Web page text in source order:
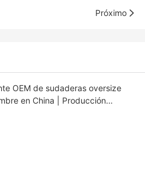
Próximo
OEM de sudaderas oversize
en China | Producción